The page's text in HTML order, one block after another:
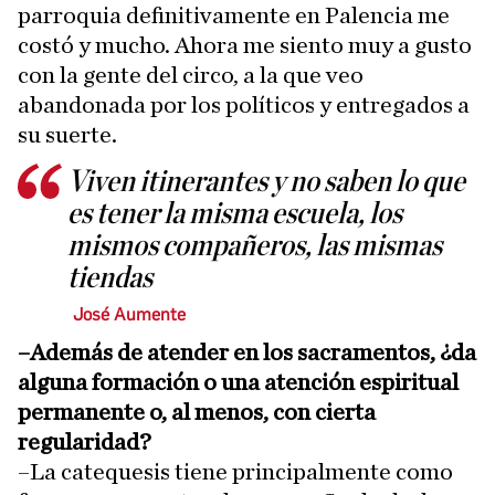
parroquia definitivamente en Palencia me
costó y mucho. Ahora me siento muy a gusto
con la gente del circo, a la que veo
abandonada por los políticos y entregados a
su suerte.
Viven itinerantes y no saben lo que
es tener la misma escuela, los
mismos compañeros, las mismas
tiendas
José Aumente
–Además de atender en los sacramentos, ¿da
alguna formación o una atención espiritual
permanente o, al menos, con cierta
regularidad?
–La catequesis tiene principalmente como